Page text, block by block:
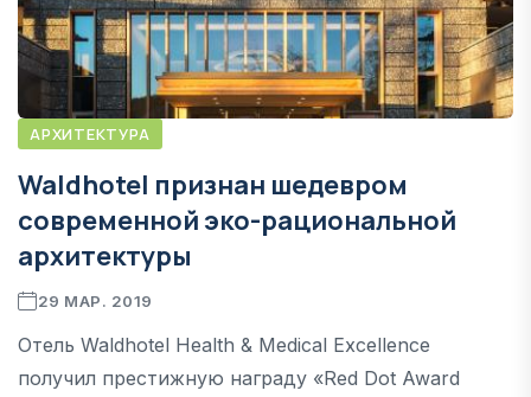
АРХИТЕКТУРА
Waldhotel признан шедевром
современной эко-рациональной
архитектуры
29 МАР. 2019
Отель Waldhotel Health & Medical Excellence
получил престижную награду «Red Dot Award